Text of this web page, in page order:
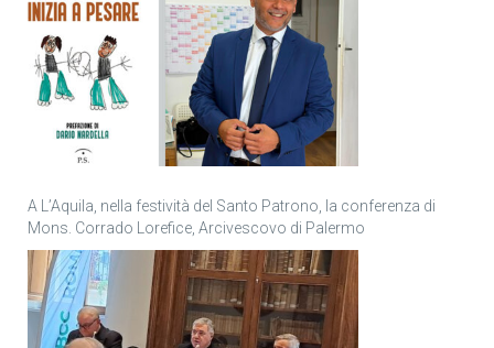
A L’Aquila, nella festività del Santo Patrono, la conferenza di
Mons. Corrado Lorefice, Arcivescovo di Palermo